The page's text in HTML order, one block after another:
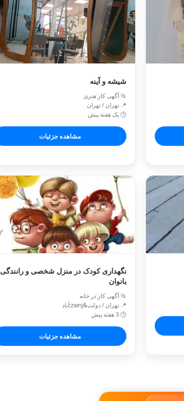
شیشه و آینه
📂 آگهی کار هنری
📍 تهران / تهران
🕒 یک هفته پیش
مشاهده جزئیات
نگهداری کودک در منزل شخصی و رانندگی
بانوان
📂 آگهی کار در خانه
📍 تهران / دولت&zwnj;آباد
🕒 3 هفته پیش
مشاهده جزئیات